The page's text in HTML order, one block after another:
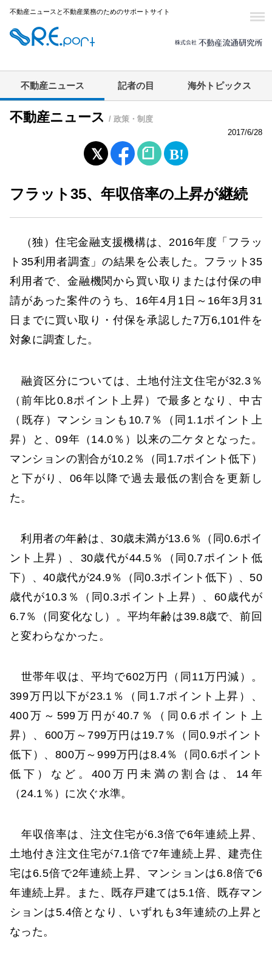
不動産ニュースと不動産業務のためのサポートサイト
不動産ニュース 記者の目 海外トピックス
不動産ニュース / 政策・制度
2017/6/28
フラット35、年収倍率の上昇が継続
（独）住宅金融支援機構は、2016年度「フラッ
ト35利用者調査」の結果を公表した。フラット35
利用者で、金融機関から買い取りまたは付保の申
請があった案件のうち、16年4月1日～16年3月31
日までに買い取り・付保を承認した7万6,101件を
対象に調査した。
融資区分については、土地付注文住宅が32.3％
（前年比0.8ポイント上昇）で最多となり、中古
（既存）マンションも10.7％（同1.1ポイント上
昇）と、09年（14.0％）以来の二ケタとなった。
マンションの割合が10.2％（同1.7ポイント低下）
と下がり、06年以降で過去最低の割合を更新し
た。
利用者の年齢は、30歳未満が13.6％（同0.6ポイ
ント上昇）、30歳代が44.5％（同0.7ポイント低
下）、40歳代が24.9％（同0.3ポイント低下）、50
歳代が10.3％（同0.3ポイント上昇）、60歳代が
6.7％（同変化なし）。平均年齢は39.8歳で、前回
と変わらなかった。
世帯年収は、平均で602万円（同11万円減）。
399万円以下が23.1％（同1.7ポイント上昇）、
400万～599万円が40.7％（同0.6ポイント上
昇）、600万～799万円は19.7％（同0.9ポイント
低下）、800万～999万円は8.4％（同0.6ポイント
低下）など。400万円未満の割合は、14年
（24.1％）に次ぐ水準。
年収倍率は、注文住宅が6.3倍で6年連続上昇、
土地付き注文住宅が7.1倍で7年連続上昇、建売住
宅は6.5倍で2年連続上昇、マンションは6.8倍で6
年連続上昇。また、既存戸建ては5.1倍、既存マン
ションは5.4倍となり、いずれも3年連続の上昇と
なった。